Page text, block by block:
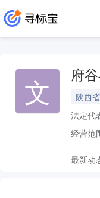
文 府
陕西
法定代
经营范
最新动